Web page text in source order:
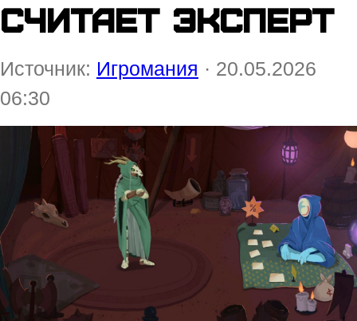
считает эксперт
Источник: Игромания · 20.05.2026
06:30